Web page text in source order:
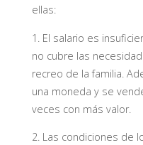
ellas:
1. El salario es
no cubre las
recreo de la familia.
una moneda y se
veces con más valor.
2. Las condiciones de